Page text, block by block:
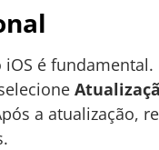
é
a atualização,